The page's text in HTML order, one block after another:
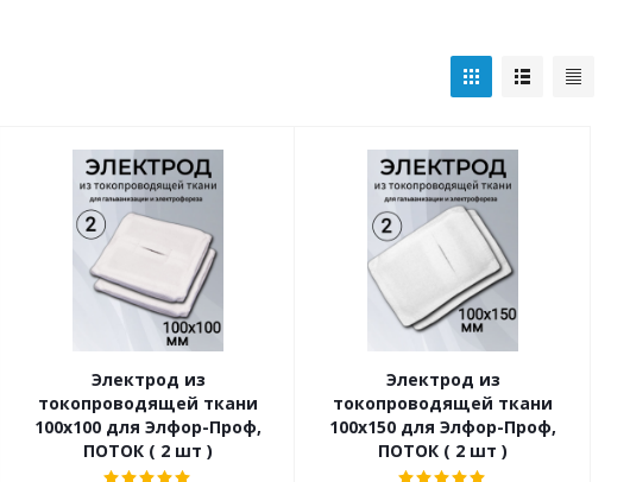
Электрод из
токопроводящей ткани
100x100 для Элфор-Проф,
ПОТОК ( 2 шт )
Электрод из
токопроводящей ткани
100x150 для Элфор-Проф,
ПОТОК ( 2 шт )